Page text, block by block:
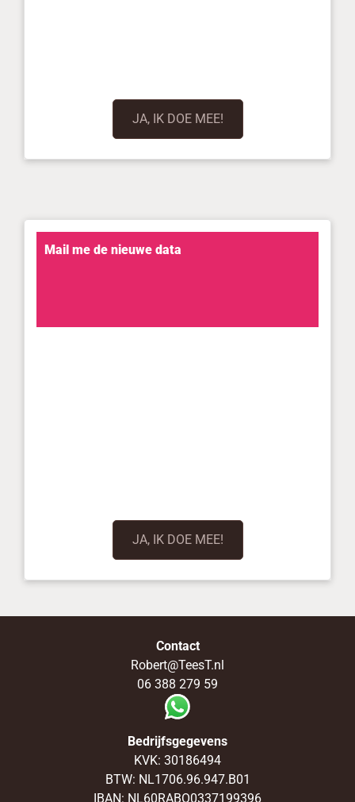
JA, IK DOE MEE!
Mail me de nieuwe data
JA, IK DOE MEE!
Contact
Robert@TeesT.nl
06 388 279 59
Bedrijfsgegevens
KVK: 30186494
BTW: NL1706.96.947.B01
IBAN: NL60RABO0337199396